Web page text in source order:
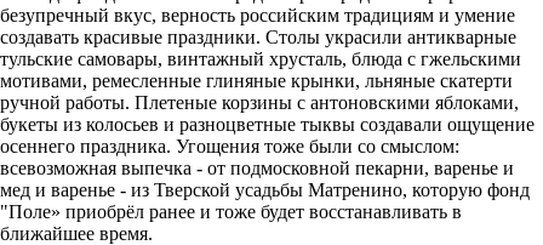
безупречный вкус, верность российским традициям и умение
создавать красивые праздники. Столы украсили антикварные
тульские самовары, винтажный хрусталь, блюда с гжельскими
мотивами, ремесленные глиняные крынки, льняные скатерти
ручной работы. Плетеные корзины с антоновскими яблоками,
букеты из колосьев и разноцветные тыквы создавали ощущение
осеннего праздника. Угощения тоже были со смыслом:
всевозможная выпечка - от подмосковной пекарни, варенье и
мед и варенье - из Тверской усадьбы Матренино, которую фонд
"Поле» приобрёл ранее и тоже будет восстанавливать в
ближайшее время.